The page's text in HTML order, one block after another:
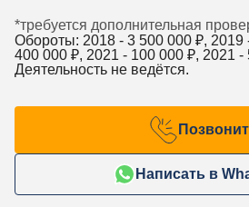
*требуется дополнительная
Обороты: 2018 - 3 500 000 ₽, 2019
400 000 ₽, 2021 - 100 000 ₽, 2021 -
Деятельность не ведётся.
Написать в